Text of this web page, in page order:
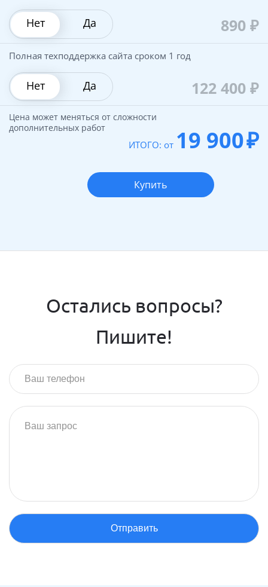
Нет Да 890 ₽
Полная техподдержка сайта сроком 1 год
Нет Да 122 400 ₽
Цена может меняться от сложности
дополнительных работ
ИТОГО: от 19 900₽
Купить
Остались вопросы?
Пишите!